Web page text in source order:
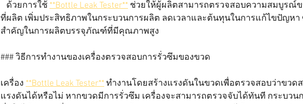
   ด้วยการใช้
**Bottle Leak Tester** ช่วยให้ผู้ผลิตสามารถตรวจสอบความสมบูรณ์
ที่ผลิต เพิ่มประสิทธิภาพในกระบวนการผลิต ลดเวลาและต้นทุนในการแก้ไขปัญหา
สำคัญในการผลิตบรรจุภัณฑ์ที่มีคุณภาพสูง
### วิธีการทำงานของเครื่องตรวจสอบการรั่วซึมของขวด
เครื่อง **Bottle Leak Tester** ทำงานโดยสร้างแรงดันในขวดเพื่อตรวจสอบว่าขวด
แรงดันได้หรือไม่ หากขวดมีการรั่วซึม เครื่องจะสามารถตรวจจับได้ทันที กระบวน